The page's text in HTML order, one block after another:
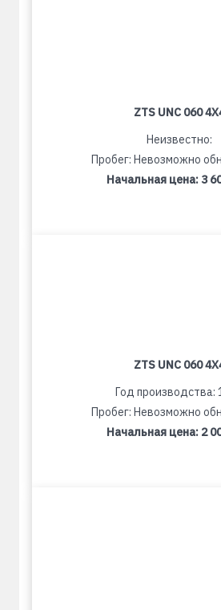
ZTS UNC 060
Неизвестно:
Пробег: Невозможно
Начальная цена: 3
ZTS UNC 060
Год производства:
Пробег: Невозможно
Начальная цена: 2